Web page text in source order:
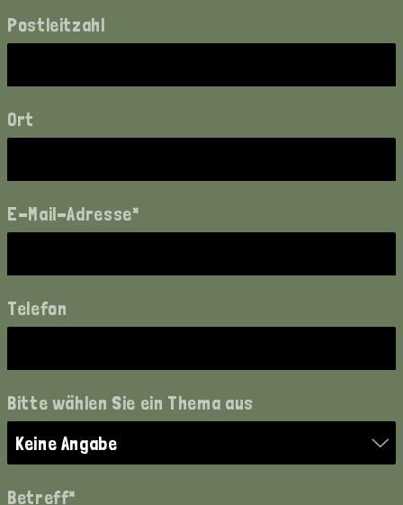
Postleitzahl
Ort
E-Mail-Adresse*
Telefon
Bitte wählen Sie ein Thema aus
Betreff*